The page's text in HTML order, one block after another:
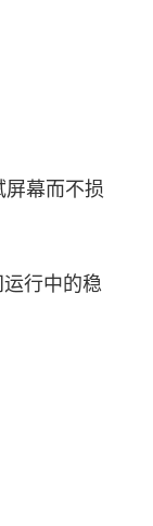
幕而不损
行中的稳